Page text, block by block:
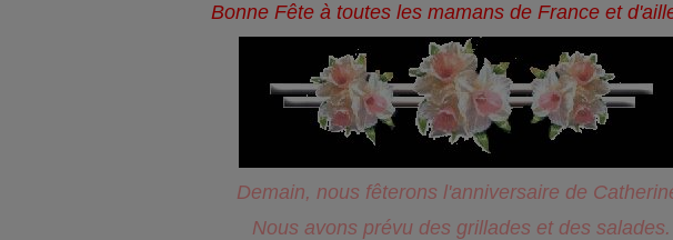
Bonne Fête à toutes les mamans de France et
Demain, nous fêterons l'anniversaire de
Nous avons prévu des grillades et des salades.